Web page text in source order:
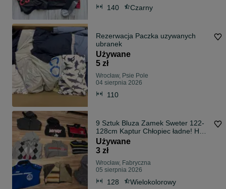
140 Czarny
Rezerwacja Paczka uzywanych
ubranek
Używane
5 zł
Wrocław, Psie Pole
04 sierpnia 2026
110
9 Sztuk Bluza Zamek Sweter 122-
128cm Kaptur Chłopiec ładne! H&M
Tanio
Używane
3 zł
Wrocław, Fabryczna
05 sierpnia 2026
128 Wielokolorowy